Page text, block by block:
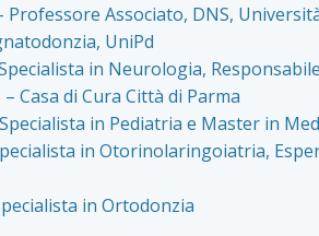
Professore Associato, DNS,
UniPd
in Neurologia,
Casa di Cura Città di Parma
in Pediatria e Master in
in Otorinolaringoiatria,
in Ortodonzia